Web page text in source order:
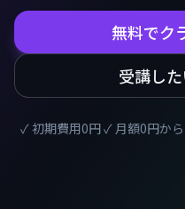
無料でク
受講し
✓ 初期費用0円 ✓ 月額0円か